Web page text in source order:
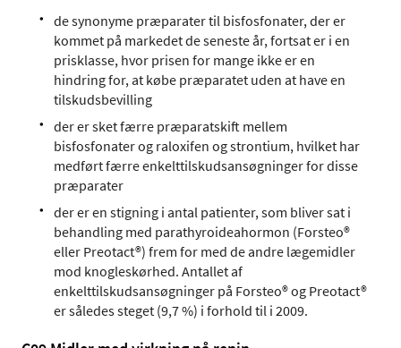
de synonyme præparater til bisfosfonater, der er
kommet på markedet de seneste år, fortsat er i en
prisklasse, hvor prisen for mange ikke er en
hindring for, at købe præparatet uden at have en
tilskudsbevilling
der er sket færre præparatskift mellem
bisfosfonater og raloxifen og strontium, hvilket har
medført færre enkelttilskudsansøgninger for disse
præparater
der er en stigning i antal patienter, som bliver sat i
behandling med parathyroideahormon (Forsteo®
eller Preotact®) frem for med de andre lægemidler
mod knogleskørhed. Antallet af
enkelttilskudsansøgninger på Forsteo® og Preotact®
er således steget (9,7 %) i forhold til i 2009.